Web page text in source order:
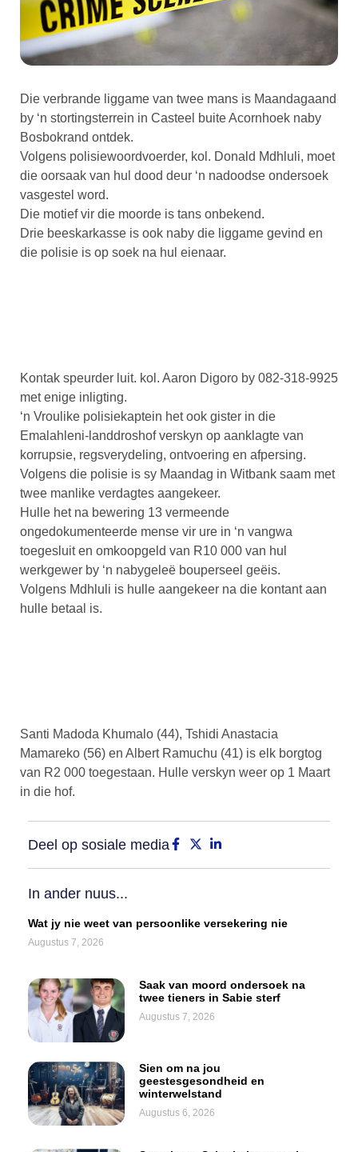
Die verbrande liggame van twee mans is Maandagaand
by ‘n stortingsterrein in Casteel buite Acornhoek naby
Bosbokrand ontdek.
Volgens polisiewoordvoerder, kol. Donald Mdhluli, moet
die oorsaak van hul dood deur ‘n nadoodse ondersoek
vasgestel word.
Die motief vir die moorde is tans onbekend.
Drie beeskarkasse is ook naby die liggame gevind en
die polisie is op soek na hul eienaar.
Kontak speurder luit. kol. Aaron Digoro by 082-318-9925
met enige inligting.
‘n Vroulike polisiekaptein het ook gister in die
Emalahleni-landdroshof verskyn op aanklagte van
korrupsie, regsverydeling, ontvoering en afpersing.
Volgens die polisie is sy Maandag in Witbank saam met
twee manlike verdagtes aangekeer.
Hulle het na bewering 13 vermeende
ongedokumenteerde mense vir ure in ‘n vangwa
toegesluit en omkoopgeld van R10 000 van hul
werkgewer by ‘n nabygeleë bouperseel geëis.
Volgens Mdhluli is hulle aangekeer na die kontant aan
hulle betaal is.
Santi Madoda Khumalo (44), Tshidi Anastacia
Mamareko (56) en Albert Ramuchu (41) is elk borgtog
van R2 000 toegestaan. Hulle verskyn weer op 1 Maart
in die hof.
Deel op sosiale media
In ander nuus...
Wat jy nie weet van persoonlike versekering nie
Augustus 7, 2026
Saak van moord ondersoek na
twee tieners in Sabie sterf
Augustus 7, 2026
Sien om na jou
geestesgesondheid en
winterwelstand
Augustus 6, 2026